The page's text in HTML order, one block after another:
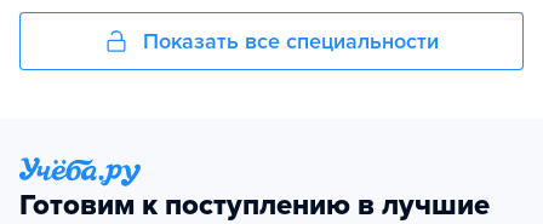
Показать все специальности
Готовим к поступлению в лучшие